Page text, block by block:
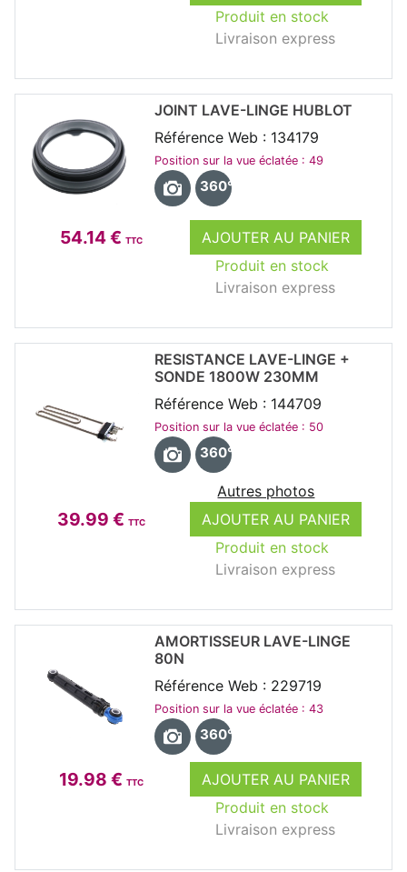
Produit en stock
Livraison express
54.14 € TTC
AJOUTER AU PANIER
Produit en stock
Livraison express
JOINT LAVE-LINGE HUBLOT
Référence Web : 134179
Position sur la vue éclatée : 49
360°
39.99 € TTC
AJOUTER AU PANIER
Produit en stock
Livraison express
RESISTANCE LAVE-LINGE +
SONDE 1800W 230MM
Référence Web : 144709
Position sur la vue éclatée : 50
360°
Autres photos
19.98 € TTC
AJOUTER AU PANIER
Produit en stock
Livraison express
AMORTISSEUR LAVE-LINGE
80N
Référence Web : 229719
Position sur la vue éclatée : 43
360°